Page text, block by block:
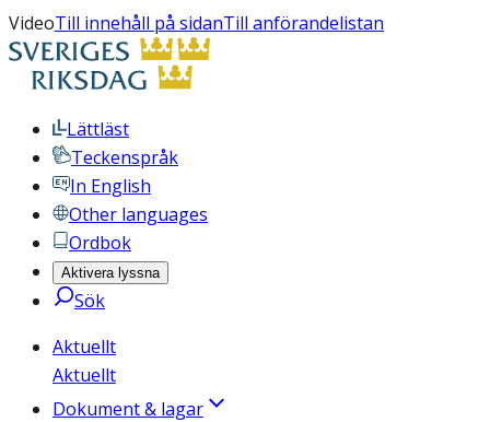
VideoTill innehåll på sidanTill anförandelistan
Lättläst
Teckenspråk
In English
Other languages
Ordbok
Aktivera lyssna
Sök
Aktuellt
Aktuellt
Dokument & lagar